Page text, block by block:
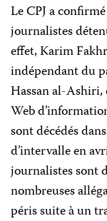
Le CPJ a
journalistes
effet, Karim
indépendant du
Hassan al-
Web
sont décédés
d’intervalle en
journalistes sont
nombreuses
péris suite à un